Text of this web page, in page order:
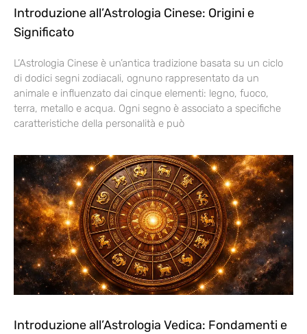
Introduzione all’Astrologia Cinese: Origini e
Significato
L’Astrologia Cinese è un’antica tradizione basata su un ciclo
di dodici segni zodiacali, ognuno rappresentato da un
animale e influenzato dai cinque elementi: legno, fuoco,
terra, metallo e acqua. Ogni segno è associato a specifiche
caratteristiche della personalità e può
Introduzione all’Astrologia Vedica: Fondamenti e